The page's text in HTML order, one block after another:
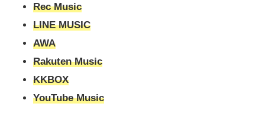
Rec Music
LINE MUSIC
AWA
Rakuten Music
KKBOX
YouTube Music